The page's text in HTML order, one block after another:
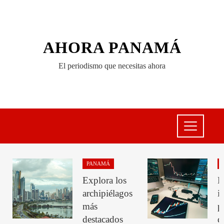
AHORA PANAMÁ
El periodismo que necesitas ahora
PANAMÁ
Explora los
archipiélagos
más
destacados